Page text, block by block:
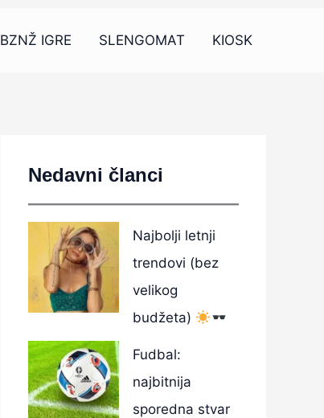
BZNŽ IGRE SLENGOMAT KIOSK
Nedavni članci
Najbolji letnji
trendovi (bez
velikog
budžeta)
Fudbal:
najbitnija
sporedna stvar